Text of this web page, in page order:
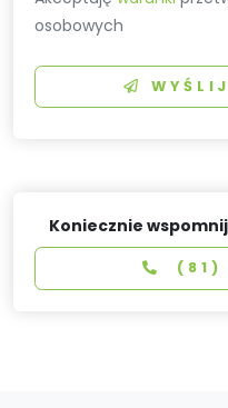
osobowych
Koniecznie